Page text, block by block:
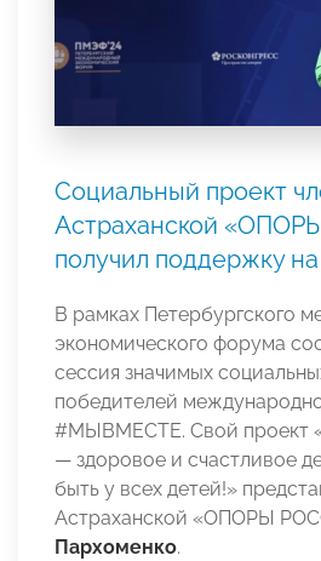
Социальный проект
Астраханской
получил поддержку
В рамках Петербургского
экономического форума
сессия значимых
победителей
#МЫВМЕСТЕ. Свой проект
— здоровое и счастливое
быть у всех детей!»
Астраханской «ОПОРЫ
Пархоменко.